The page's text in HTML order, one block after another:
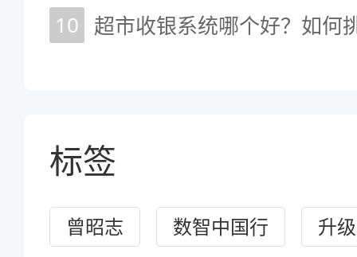
10
标签
曾昭志 数智中国行 升